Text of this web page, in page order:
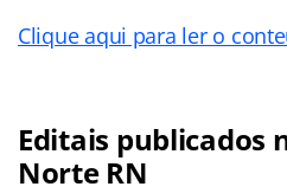
Clique aqui para ler o
Editais publicados
Norte RN